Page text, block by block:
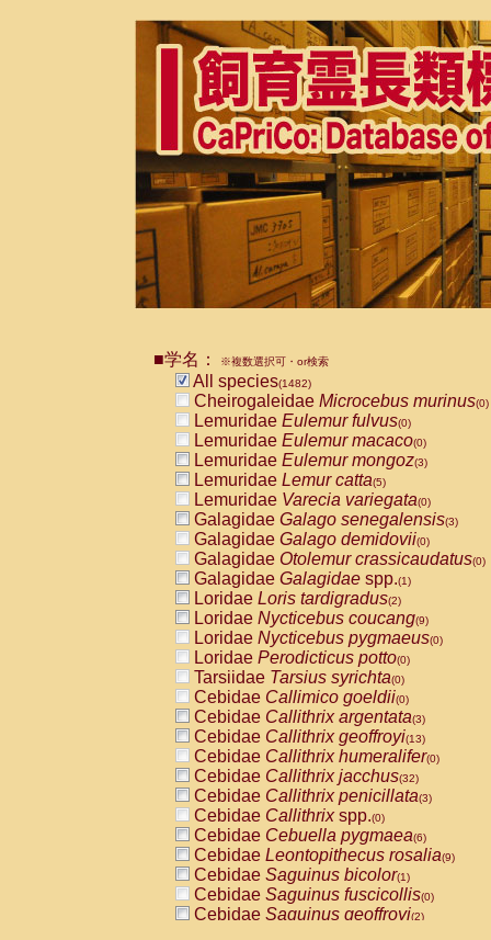
■学名： ※複数選択可・or検索
All species(1482)
Cheirogaleidae Microcebus murinus(0)
Lemuridae Eulemur fulvus(0)
Lemuridae Eulemur macaco(0)
Lemuridae Eulemur mongoz(3)
Lemuridae Lemur catta(5)
Lemuridae Varecia variegata(0)
Galagidae Galago senegalensis(3)
Galagidae Galago demidovii(0)
Galagidae Otolemur crassicaudatus(0)
Galagidae Galagidae spp.(1)
Loridae Loris tardigradus(2)
Loridae Nycticebus coucang(9)
Loridae Nycticebus pygmaeus(0)
Loridae Perodicticus potto(0)
Tarsiidae Tarsius syrichta(0)
Cebidae Callimico goeldii(0)
Cebidae Callithrix argentata(3)
Cebidae Callithrix geoffroyi(13)
Cebidae Callithrix humeralifer(0)
Cebidae Callithrix jacchus(32)
Cebidae Callithrix penicillata(3)
Cebidae Callithrixspp.(0)
Cebidae Cebuella pygmaea(6)
Cebidae Leontopithecus rosalia(9)
Cebidae Saguinus bicolor(1)
Cebidae Saguinus fuscicollis(0)
Cebidae Saguinus geoffroyi(2)